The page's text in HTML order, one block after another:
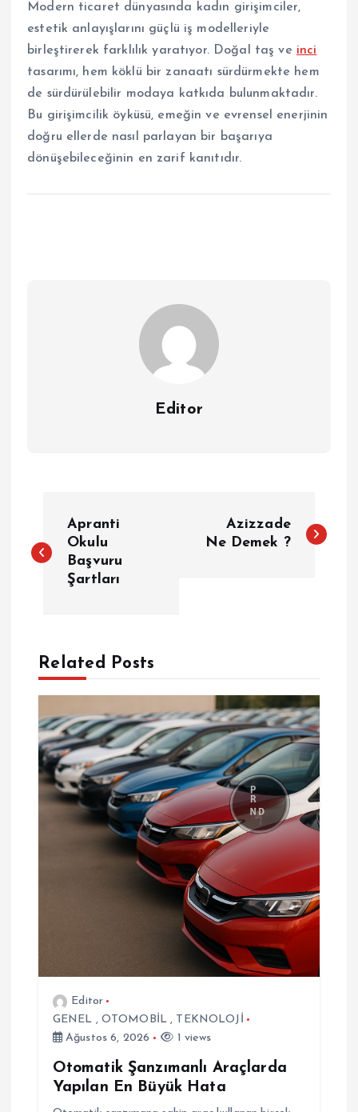
Modern ticaret dünyasında kadın girişimciler,
estetik anlayışlarını güçlü iş modelleriyle
birleştirerek farklılık yaratıyor. Doğal taş ve inci
tasarımı, hem köklü bir zanaatı sürdürmekte hem
de sürdürülebilir modaya katkıda bulunmaktadır.
Bu girişimcilik öyküsü, emeğin ve evrensel enerjinin
doğru ellerde nasıl parlayan bir başarıya
dönüşebileceğinin en zarif kanıtıdır.
Editor
a
g
z
Apranti
Okulu
Başvuru
Şartları
Azizzade
Ne Demek ?
Related Posts
Editor
GENEL , OTOMOBİL , TEKNOLOJİ
Ağustos 6, 2026
1 views
Otomatik Şanzımanlı Araçlarda
Yapılan En Büyük Hata